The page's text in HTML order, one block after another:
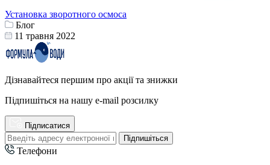
Установка зворотного осмоса
Блог
11 травня 2022
Дізнавайтеся першим про акції та знижки
Підпишіться на нашу e-mail розсилку
Підписатися
Підпишіться
Телефони